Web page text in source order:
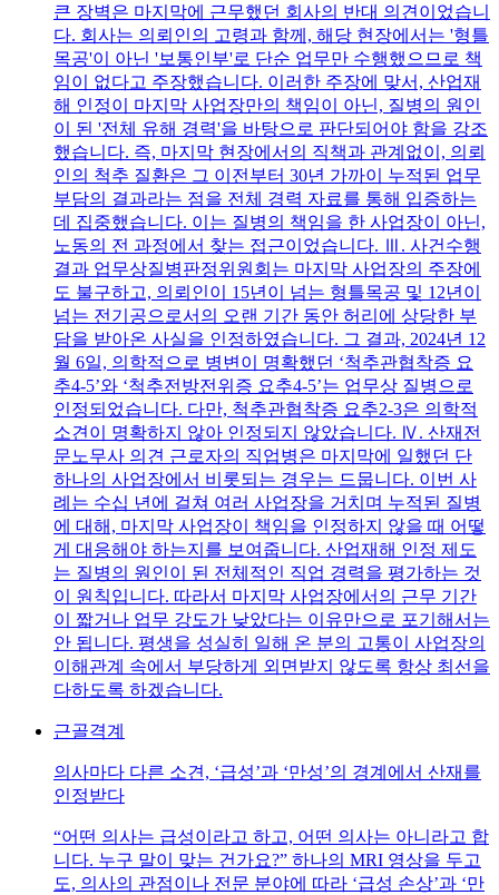
큰 장벽은 마지막에 근무했던 회사의 반대 의견이었습니
다. 회사는 의뢰인의 고령과 함께, 해당 현장에서는 '형틀
목공'이 아닌 '보통인부'로 단순 업무만 수행했으므로 책
임이 없다고 주장했습니다. 이러한 주장에 맞서, 산업재
해 인정이 마지막 사업장만의 책임이 아닌, 질병의 원인
이 된 '전체 유해 경력'을 바탕으로 판단되어야 함을 강조
했습니다. 즉, 마지막 현장에서의 직책과 관계없이, 의뢰
인의 척추 질환은 그 이전부터 30년 가까이 누적된 업무
부담의 결과라는 점을 전체 경력 자료를 통해 입증하는
데 집중했습니다. 이는 질병의 책임을 한 사업장이 아닌,
노동의 전 과정에서 찾는 접근이었습니다. Ⅲ. 사건수행
결과 업무상질병판정위원회는 마지막 사업장의 주장에
도 불구하고, 의뢰인이 15년이 넘는 형틀목공 및 12년이
넘는 전기공으로서의 오랜 기간 동안 허리에 상당한 부
담을 받아온 사실을 인정하였습니다. 그 결과, 2024년 12
월 6일, 의학적으로 병변이 명확했던 ‘척추관협착증 요
추4-5’와 ‘척추전방전위증 요추4-5’는 업무상 질병으로
인정되었습니다. 다만, 척추관협착증 요추2-3은 의학적
소견이 명확하지 않아 인정되지 않았습니다. Ⅳ. 산재전
문노무사 의견 근로자의 직업병은 마지막에 일했던 단
하나의 사업장에서 비롯되는 경우는 드뭅니다. 이번 사
례는 수십 년에 걸쳐 여러 사업장을 거치며 누적된 질병
에 대해, 마지막 사업장이 책임을 인정하지 않을 때 어떻
게 대응해야 하는지를 보여줍니다. 산업재해 인정 제도
는 질병의 원인이 된 전체적인 직업 경력을 평가하는 것
이 원칙입니다. 따라서 마지막 사업장에서의 근무 기간
이 짧거나 업무 강도가 낮았다는 이유만으로 포기해서는
안 됩니다. 평생을 성실히 일해 온 분의 고통이 사업장의
이해관계 속에서 부당하게 외면받지 않도록 항상 최선을
다하도록 하겠습니다.
근골격계
의사마다 다른 소견, ‘급성’과 ‘만성’의 경계에서 산재를
인정받다
“어떤 의사는 급성이라고 하고, 어떤 의사는 아니라고 합
니다. 누구 말이 맞는 건가요?” 하나의 MRI 영상을 두고
도, 의사의 관점이나 전문 분야에 따라 ‘급성 손상’과 ‘만